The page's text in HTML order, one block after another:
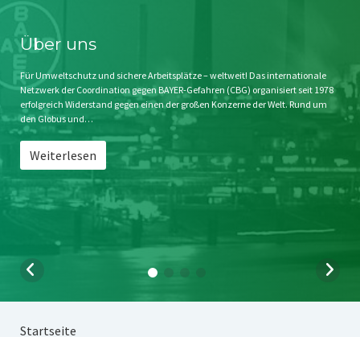
Kontakt
Impressum
Störfälle
Stichwort BAYER
Jahrestagung
SPENDEN
Über uns
Für Umweltschutz und sichere Arbeitsplätze – weltweit! Das internationale
Netzwerk der Coordination gegen BAYER-Gefahren (CBG) organisiert seit 1978
erfolgreich Widerstand gegen einen der großen Konzerne der Welt. Rund um
den Globus und…
Weiterlesen
Startseite